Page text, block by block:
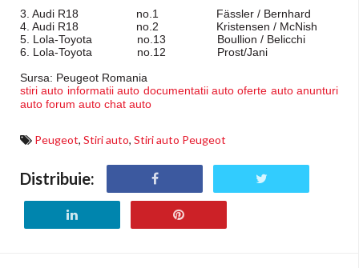
3. Audi R18 no.1 Fässler / Bernhard
4. Audi R18 no.2 Kristensen / McNish
5. Lola-Toyota no.13 Boullion / Belicchi
6. Lola-Toyota no.12 Prost/Jani
Sursa: Peugeot Romania
stiri auto informatii auto documentatii auto oferte auto anunturi
auto forum auto chat auto
Peugeot, Stiri auto, Stiri auto Peugeot
Distribuie: